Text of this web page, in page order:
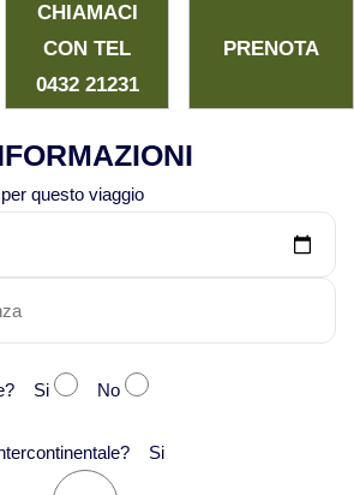
CHIAMACI
CON TEL
0432 21231
PRENOTA
questo viaggio
Si No
Si